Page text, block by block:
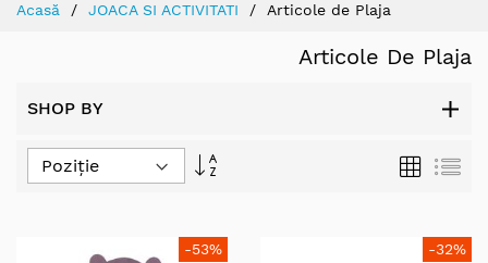
Acasă JOACA SI ACTIVITATI Articole de Plaja
Articole De Plaja
SHOP BY
Set
Grilă
-53% -32%